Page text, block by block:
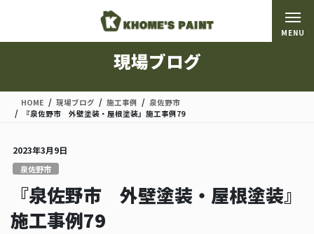
移
ン
現場ブログ
HOME 現場ブログ 施工事例
泉佐野市
『泉佐野市 外壁塗装・屋根塗装』施工事例79
2023年3月9日
泉佐野市
『泉佐野市 外壁塗装・屋根塗装』
施工事例79
MENU